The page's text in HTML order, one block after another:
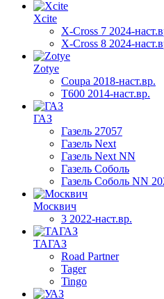
Xcite
X-Cross 7 2024-
X-Cross 8 2024-
Zotye
Coupa 2018-наст.вр.
T600 2014-наст.вр.
ГАЗ
Газель 27057
Газель Next
Газель Next NN
Газель Соболь
Газель Соболь NN
Москвич
3 2022-наст.вр.
ТАГАЗ
Road Partner
Tager
Tingo